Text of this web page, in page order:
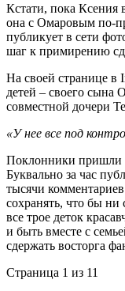
Кстати, пока Ксения
она с Омаровым по-
публикует в сети
шаг к примирению
На своей странице в
детей – своего
совместной дочери
«У нее все под
Поклонники пришли
Буквально за час
тысячи
сохранять, что бы
все трое деток
и быть вместе с
сдержать восторга
Страница 1 из 11